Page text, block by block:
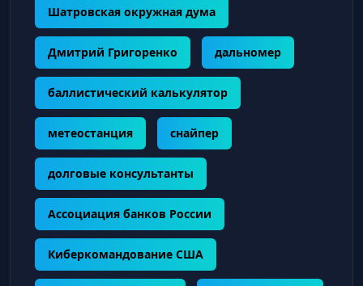
Шатровская окружная дума
Дмитрий Григоренко дальномер
баллистический калькулятор
метеостанция снайпер
долговые консультанты
Ассоциация банков России
Киберкомандование США